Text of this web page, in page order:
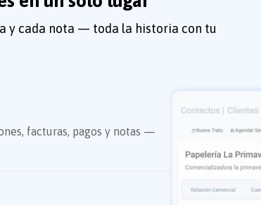
y cada nota — toda la historia con tu
facturas, pagos y notas —